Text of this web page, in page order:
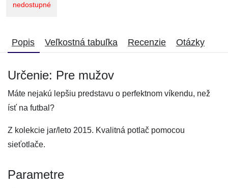
nedostupné
Popis Veľkostná tabuľka Recenzie Otázky
Určenie: Pre mužov
Máte nejakú lepšiu predstavu o perfektnom víkendu, než
ísť na futbal?
Z kolekcie jar/leto 2015. Kvalitná potlač pomocou
sieťotlače.
Parametre